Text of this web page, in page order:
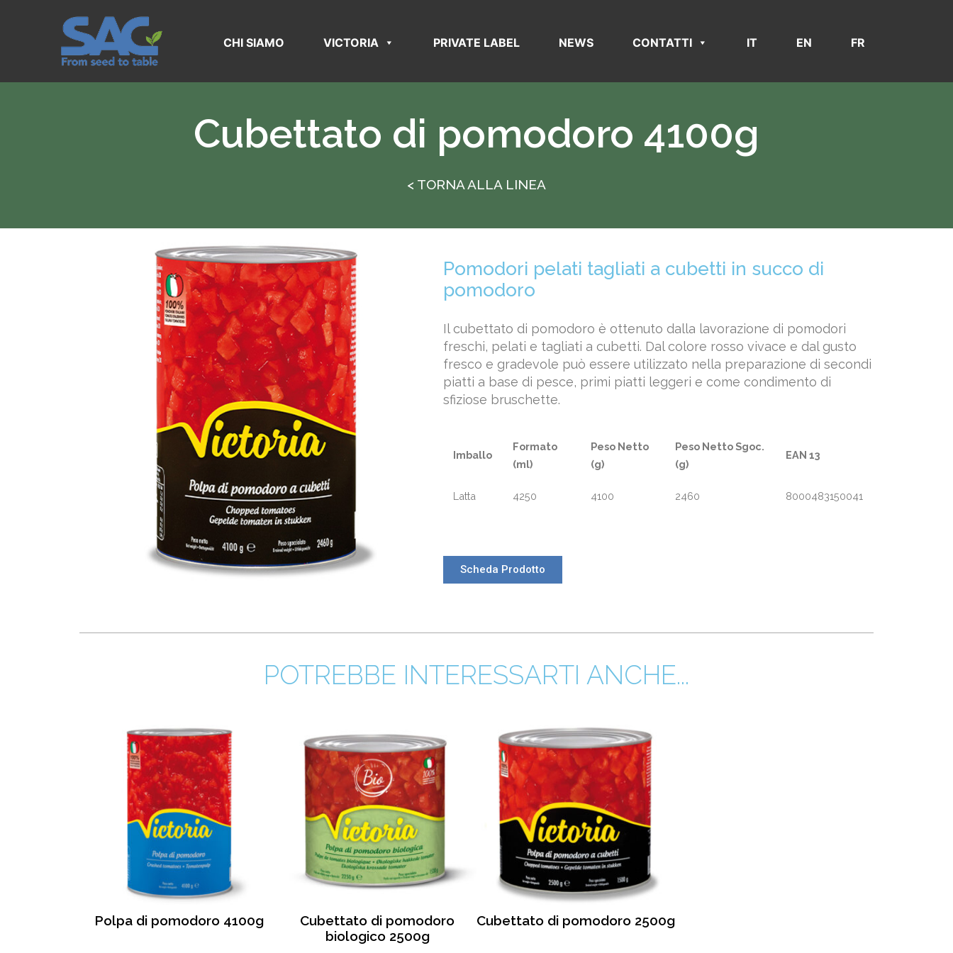
CHI SIAMO VICTORIA PRIVATE LABEL NEWS CONTATTI IT EN FR
Cubettato di pomodoro 4100g
< TORNA ALLA LINEA
Pomodori pelati tagliati a cubetti in succo di
pomodoro
Il cubettato di pomodoro è ottenuto dalla lavorazione di pomodori
freschi, pelati e tagliati a cubetti. Dal colore rosso vivace e dal gusto
fresco e gradevole può essere utilizzato nella preparazione di secondi
piatti a base di pesce, primi piatti leggeri e come condimento di
sfiziose bruschette.
Imballo
Formato
(ml)
Peso Netto
(g)
Peso Netto Sgoc.
(g)
EAN 13
Latta 4250 4100 2460 8000483150041
Scheda Prodotto
POTREBBE INTERESSARTI ANCHE...
Polpa di pomodoro 4100g
Cubettato di pomodoro
biologico 2500g
Cubettato di pomodoro 2500g